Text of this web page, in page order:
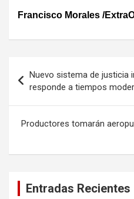
Francisco Morales /
de
entradas
Nuevo sistema de justicia
responde a tiempos
Productores tomarán
Entradas Recientes